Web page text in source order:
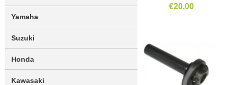
Yamaha
Suzuki
Honda
Kawasaki
€20,00